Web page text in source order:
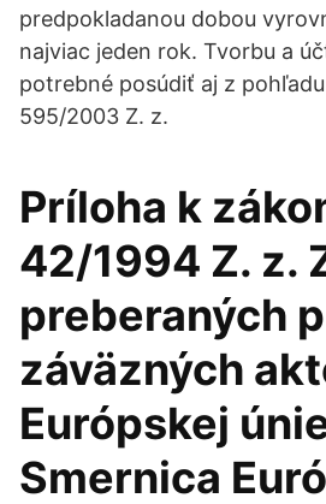
predpokladanou dobou
najviac jeden rok. Tvorbu a
potrebné posúdiť aj z
595/2003 Z. z.
Príloha k
42/1994 Z. z.
preberaných
záväzných
Európskej
Smernica